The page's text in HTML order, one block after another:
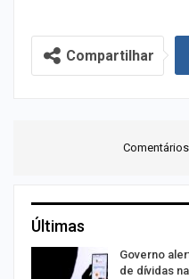
Compartilhar
Últimas
Governo
de dívidas